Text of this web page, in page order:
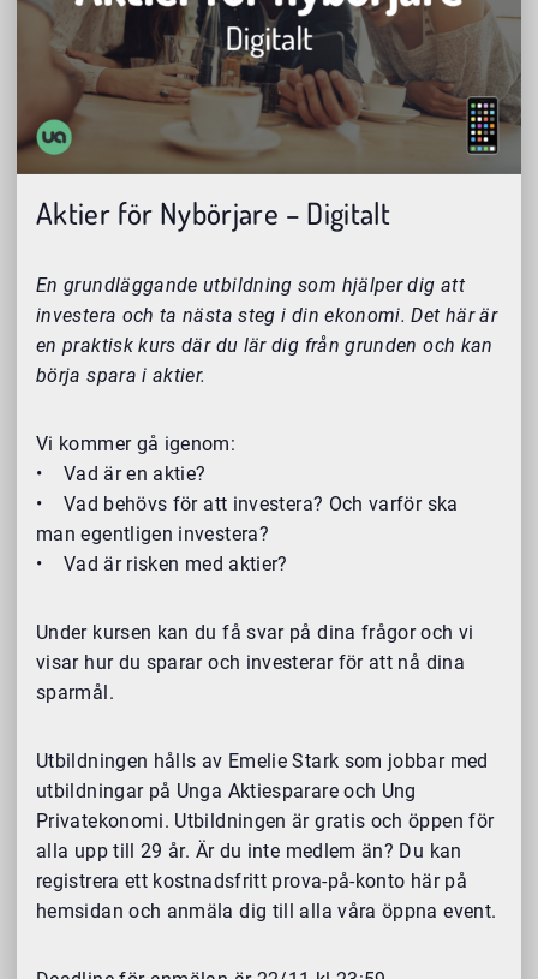
Aktier för Nybörjare – Digitalt
En grundläggande utbildning som hjälper dig att
investera och ta nästa steg i din ekonomi. Det här är
en praktisk kurs där du lär dig från grunden och kan
börja spara i aktier.
Vi kommer gå igenom:
• Vad är en aktie?
• Vad behövs för att investera? Och varför ska
man egentligen investera?
• Vad är risken med aktier?
Under kursen kan du få svar på dina frågor och vi
visar hur du sparar och investerar för att nå dina
sparmål.
Utbildningen hålls av Emelie Stark som jobbar med
utbildningar på Unga Aktiesparare och Ung
Privatekonomi. Utbildningen är gratis och öppen för
alla upp till 29 år. Är du inte medlem än? Du kan
registrera ett kostnadsfritt prova-på-konto här på
hemsidan och anmäla dig till alla våra öppna event.